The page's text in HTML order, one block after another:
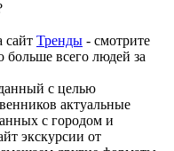
сайт Тренды - смотрите
больше всего людей за
с целью
актуальные
с городом и
экскурсии от